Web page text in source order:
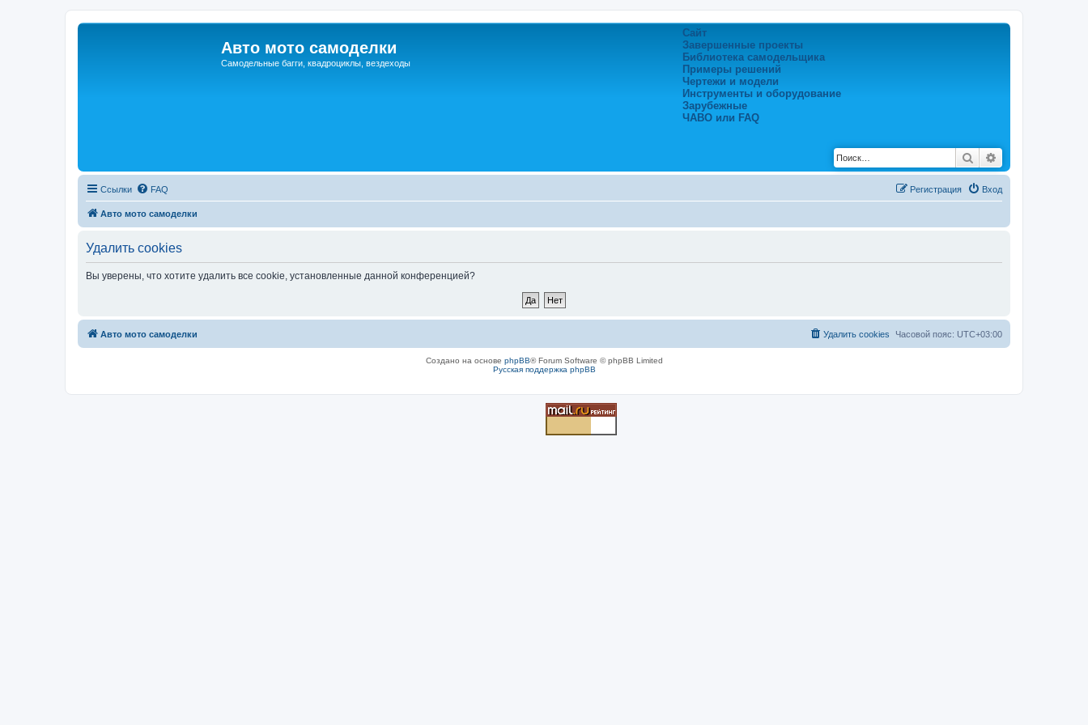
Авто мото самоделки
Самодельные багги, квадроциклы, вездеходы
Сайт
Завершенные проекты
Библиотека самодельщика
Примеры решений
Чертежи и модели
Инструменты и оборудование
Зарубежные
ЧАВО или FAQ
Поиск
Ссылки FAQ Вход
Регистрация
Авто мото самоделки
Удалить cookies
Вы уверены, что хотите удалить все cookie, установленные данной конференцией?
Авто мото самоделки Часовой пояс: UTC+03:00
Удалить cookies
Создано на основе phpBB® Forum Software © phpBB Limited
Русская поддержка phpBB